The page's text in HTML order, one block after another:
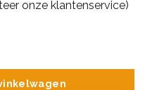
onze klantenservice)